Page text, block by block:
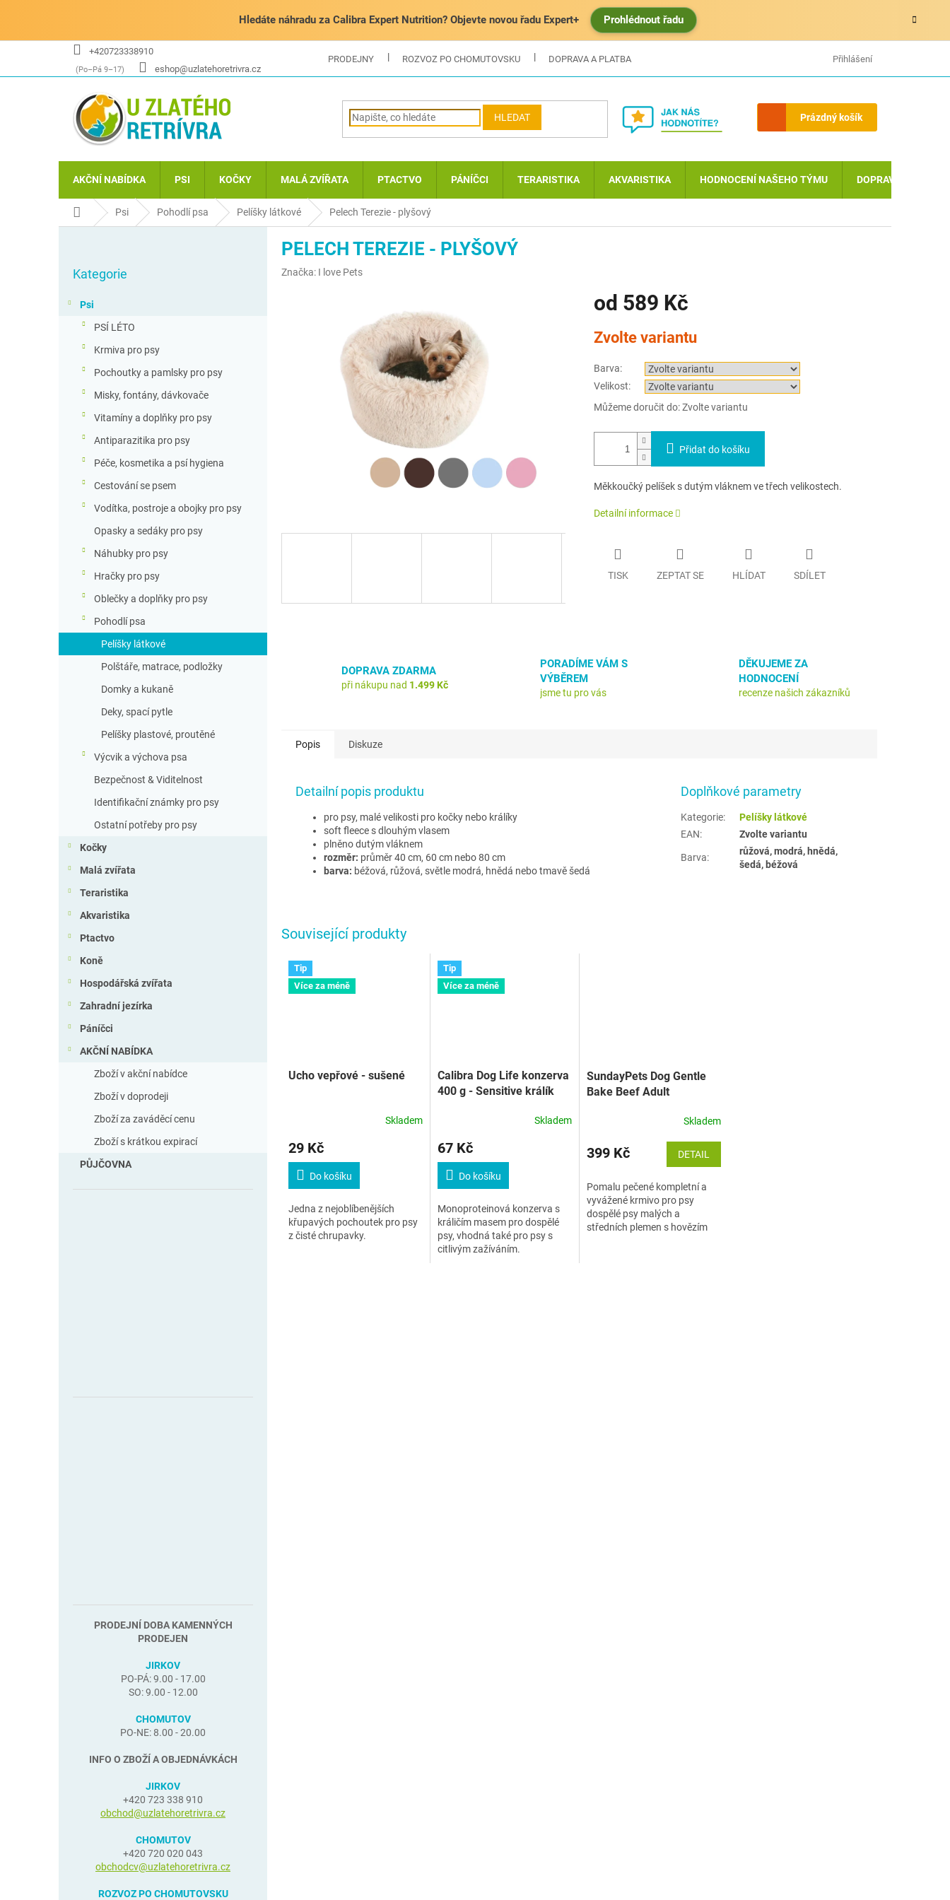
Hledáte náhradu za Calibra Expert Nutrition? Objevte novou řadu Expert+ Prohlédnout řadu
+420723338910
eshop@uzlatehoretrivra.cz
PRODEJNY ROZVOZ PO CHOMUTOVSKU DOPRAVA A PLATBA MOJE OBJEDNÁVKA
Přihlášení
HLEDAT
Nákupní
košík
Prázdný košík
AKČNÍ NABÍDKA PSI KOČKY MALÁ ZVÍŘATA PTACTVO PÁNÍČCI TERARISTIKA AKVARISTIKA HODNOCENÍ NAŠEHO TÝMU DOPRAVA A PLATBA
Domů Psi Pohodlí psa Pelíšky látkové Pelech Terezie - plyšový
kategorie
Kategorie
Psi
PSÍ LÉTO
Krmiva pro psy
Pochoutky a pamlsky pro psy
Misky, fontány, dávkovače
Vitamíny a doplňky pro psy
Antiparazitika pro psy
Péče, kosmetika a psí hygiena
Cestování se psem
Vodítka, postroje a obojky pro psy
Opasky a sedáky pro psy
Náhubky pro psy
Hračky pro psy
Oblečky a doplňky pro psy
Pohodlí psa
Pelíšky látkové
Polštáře, matrace, podložky
Domky a kukaně
Deky, spací pytle
Pelíšky plastové, proutěné
Výcvik a výchova psa
Bezpečnost & Viditelnost
Identifikační známky pro psy
Ostatní potřeby pro psy
Kočky
Malá zvířata
Teraristika
Akvaristika
Ptactvo
Koně
Hospodářská zvířata
Zahradní jezírka
Páníčci
AKČNÍ NABÍDKA
Zboží v akční nabídce
Zboží v doprodeji
Zboží za zaváděcí cenu
Zboží s krátkou expirací
PŮJČOVNA
PRODEJNÍ DOBA KAMENNÝCH
PRODEJEN
JIRKOV
PO-PÁ: 9.00 - 17.00
SO: 9.00 - 12.00
CHOMUTOV
PO-NE: 8.00 - 20.00
INFO O ZBOŽÍ A OBJEDNÁVKÁCH
JIRKOV
+420 723 338 910
obchod@uzlatehoretrivra.cz
CHOMUTOV
+420 720 020 043
obchodcv@uzlatehoretrivra.cz
ROZVOZ PO CHOMUTOVSKU
PELECH TEREZIE - PLYŠOVÝ
Značka: I love Pets
od 589 Kč
cena:
Zvolte variantu
Barva:
Velikost:
Můžeme doručit do: Zvolte variantu
Přidat do košíku
Měkkoučký pelíšek s dutým vláknem ve třech velikostech.
Detailní informace
TISK ZEPTAT SE HLÍDAT SDÍLET
DOPRAVA ZDARMA
při nákupu nad 1.499 Kč
PORADÍME VÁM S
VÝBĚREM
jsme tu pro vás
DĚKUJEME ZA
HODNOCENÍ
recenze našich zákazníků
Související produkty
Tip
Více za méně
Ucho vepřové - sušené
Skladem
29 Kč
Do košíku
Jedna z nejoblíbenějších
křupavých pochoutek pro psy
z čisté chrupavky.
Tip
Více za méně
Calibra Dog Life konzerva
400 g - Sensitive králík
Skladem
67 Kč
Do košíku
Monoproteinová konzerva s
králičím masem pro dospělé
psy, vhodná také pro psy s
citlivým zažíváním.
SundayPets Dog Gentle
Bake Beef Adult
Skladem
399 Kč DETAIL
Pomalu pečené kompletní a
vyvážené krmivo pro psy
dospělé psy malých a
středních plemen s hovězím
Popis Diskuze
Detailní popis produktu
pro psy, malé velikosti pro kočky nebo králíky
soft fleece s dlouhým vlasem
plněno dutým vláknem
rozměr: průměr 40 cm, 60 cm nebo 80 cm
barva: béžová, růžová, světle modrá, hnědá nebo tmavě šedá
Doplňkové parametry
Kategorie:
Pelíšky látkové
EAN: Zvolte variantu
Barva:
růžová, modrá, hnědá,
šedá, béžová